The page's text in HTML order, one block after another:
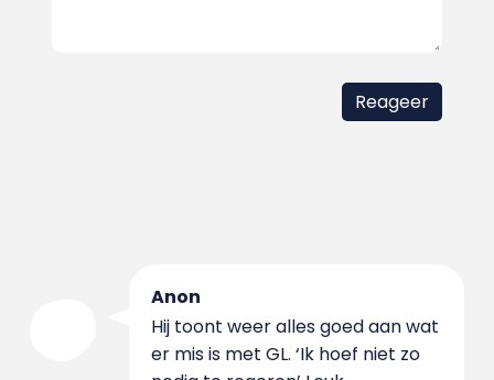
Anon
Hij toont weer alles goed aan wat
er mis is met GL. ‘Ik hoef niet zo